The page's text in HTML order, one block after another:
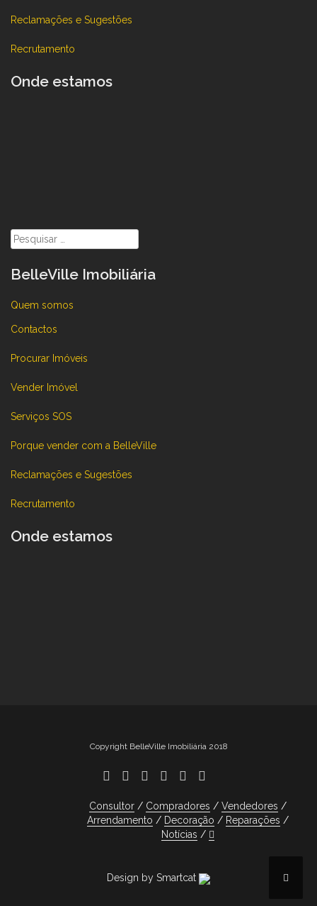
Reclamações e Sugestões
Recrutamento
Onde estamos
Pesquisar
por:
BelleVille Imobiliária
Quem somos
Contactos
Procurar Imóveis
Vender Imóvel
Serviços SOS
Porque vender com a BelleVille
Reclamações e Sugestões
Recrutamento
Onde estamos
Copyright BelleVille Imobiliária 2018
Consultor Compradores
Vendedores
Arrendamento
Decoração
Reparações
Notícias
Design by Smartcat